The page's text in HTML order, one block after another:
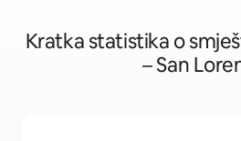
Kratka statistika o
– San